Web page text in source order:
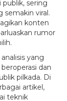
sering
semakin viral.
konten
rumor
yang
dan
pilkada. Di
artikel,
teknik